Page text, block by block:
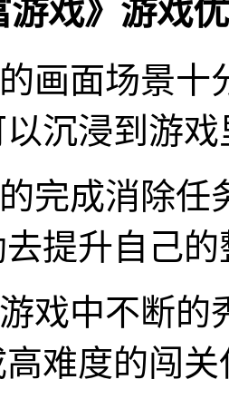
游戏》游戏
画面场景
沉浸到游戏
完成消除
提升自己
戏中不断
难度的闯关